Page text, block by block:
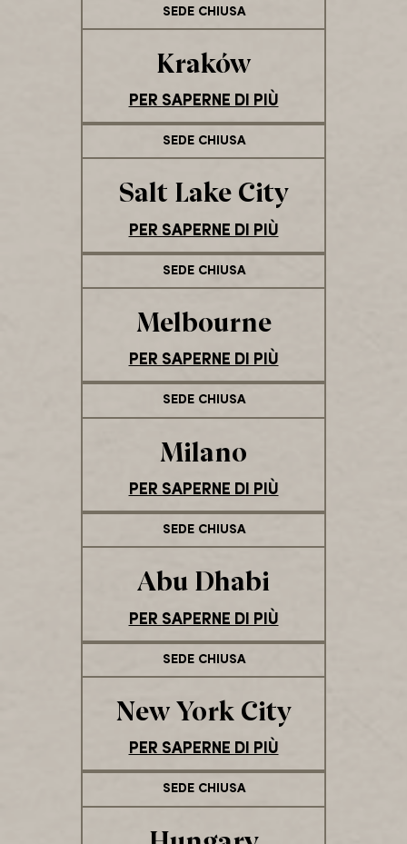
SEDE CHIUSA
Kraków
PER SAPERNE DI PIÙ
SEDE CHIUSA
Salt Lake City
PER SAPERNE DI PIÙ
SEDE CHIUSA
Melbourne
PER SAPERNE DI PIÙ
SEDE CHIUSA
Milano
PER SAPERNE DI PIÙ
SEDE CHIUSA
Abu Dhabi
PER SAPERNE DI PIÙ
SEDE CHIUSA
New York City
PER SAPERNE DI PIÙ
SEDE CHIUSA